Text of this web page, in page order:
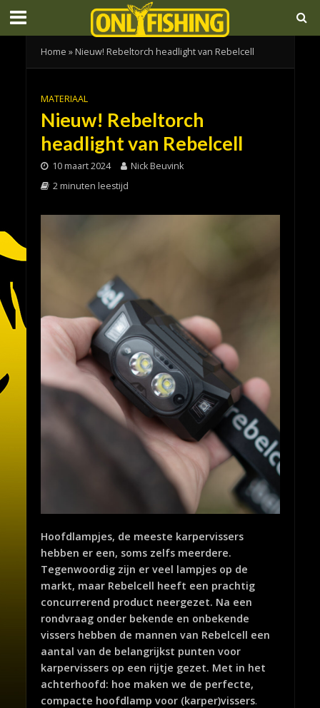
Home » Nieuw! Rebeltorch headlight van Rebelcell
MATERIAAL
Nieuw! Rebeltorch
headlight van Rebelcell
10 maart 2024
Nick Beuvink
2 minuten leestijd
Hoofdlampjes, de meeste karpervissers
hebben er een, soms zelfs meerdere.
Tegenwoordig zijn er veel lampjes op de
markt, maar Rebelcell heeft een prachtig
concurrerend product neergezet. Na een
rondvraag onder bekende en onbekende
vissers hebben de mannen van Rebelcell een
aantal van de belangrijkst punten voor
karpervissers op een rijtje gezet. Met in het
achterhoofd: hoe maken we de perfecte,
compacte hoofdlamp voor (karper)vissers.